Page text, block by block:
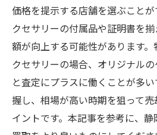
価格を提示する店舗を選ぶこと
クセサリーの付属品や証明書を
額が向上する可能性があります
クセサリーの場合、オリジナル
と査定にプラスに働くことが多
握し、相場が高い時期を狙って
イントです。本記事を参考に、